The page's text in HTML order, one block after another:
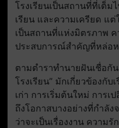
โรงเรียนเป็นสถานที่ที่เต็ม
เรียน และความเครียด แ
เป็นสถานที่แห่งมิตรภาพ ค
ประสบการณ์สำคัญที่หล่อห
ตามตำราทำนายฝันเชื่อกั
โรงเรียน” มักเกี่ยวข้องกับ
เก่า การเริ่มต้นใหม่ การเ
ถึงโอกาสบางอย่างที่กำลัง
ว่าจะเป็นเรื่องงาน ความ